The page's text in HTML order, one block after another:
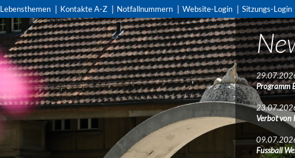
Lebensthemen Kontakte A-Z Notfallnummern Website-Login Sitzungs-Login
Programm
Verbot von
Fussball